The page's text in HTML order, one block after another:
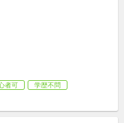
者可
学歴不問